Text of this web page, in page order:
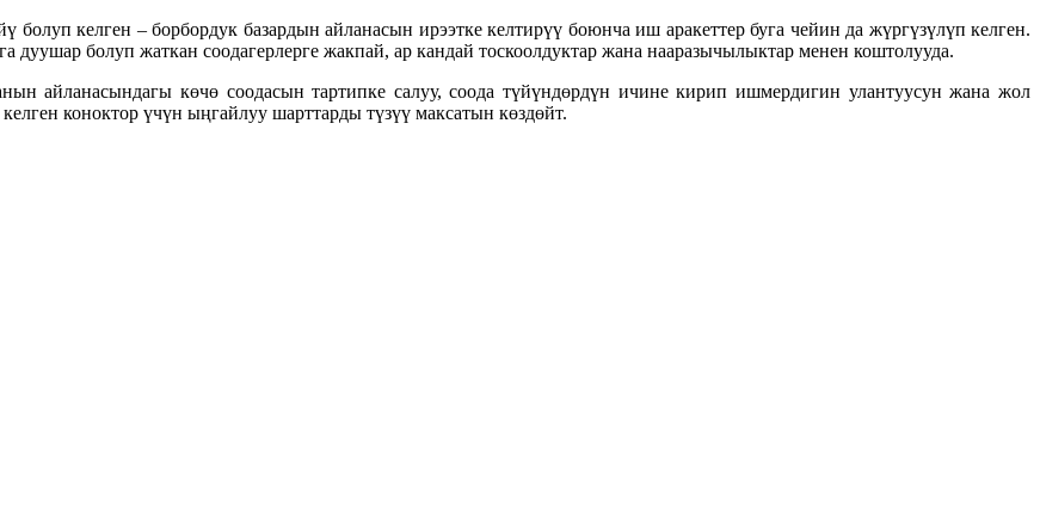
келген – борбордук базардын айланасын ирээтке келтирүү боюнча иш аракеттер буга чейин да жүргүзүлүп келген.
дуушар болуп жаткан соодагерлерге жакпай, ар кандай тоскоолдуктар жана нааразычылыктар менен коштолууда.
айланасындагы көчө соодасын тартипке салуу, соода түйүндөрдүн ичине кирип ишмердигин улантуусун жана жол
коноктор үчүн ыңгайлуу шарттарды түзүү максатын көздөйт.